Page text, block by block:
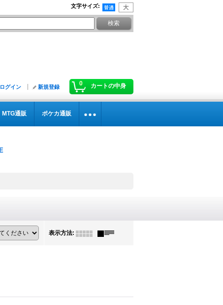
文字サイズ:
0 カートの中身
ログイン 新規登録
MTG通販 ポケカ通販
表示方法: